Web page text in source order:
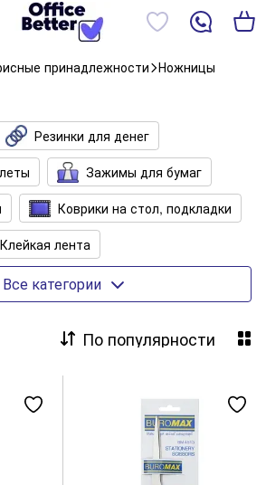
принадлежности Ножницы
Резинки для денег
Зажимы для бумаг
Коврики на стол, подкладки
Клейкая лента
Кнопки, булавки
Настольные наборы с наполнением
прочие
Подставки
для скрепок
Все категории
По популярности